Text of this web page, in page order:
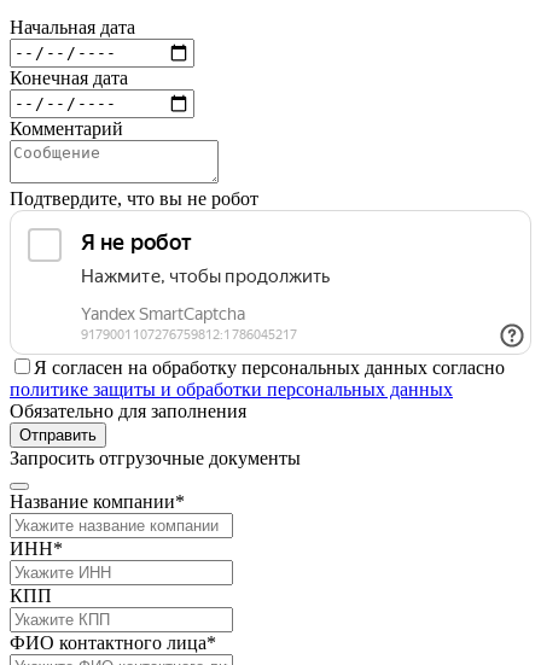
Начальная дата
Конечная дата
Комментарий
Подтвердите, что вы не робот
Я согласен на обработку персональных данных согласно
политике защиты и обработки персональных данных
Обязательно для заполнения
Отправить
Запросить отгрузочные документы
Название компании*
ИНН*
КПП
ФИО контактного лица*